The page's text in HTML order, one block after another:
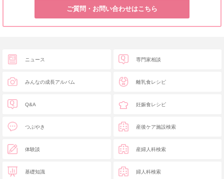
ご質問・お問い合わせはこちら
ニュース
みんなの成長アルバム
Q&A
つぶやき
体験談
基礎知識
専門家相談
離乳食レシピ
妊娠食レシピ
産後ケア施設検索
産婦人科検索
婦人科検索